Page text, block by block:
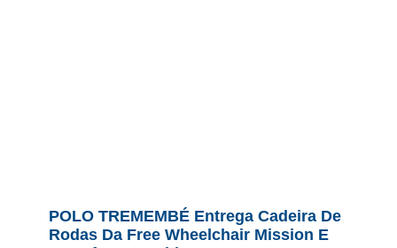
POLO TREMEMBÉ Entrega Cadeira De
Rodas Da Free Wheelchair Mission E